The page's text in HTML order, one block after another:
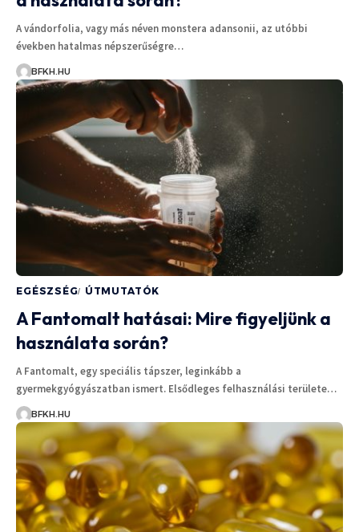
A vándorfolia, vagy más néven monstera adansonii, az utóbbi
években hatalmas népszerűségre…
BFKH.HU
EGÉSZSÉG ÚTMUTATÓK
A Fantomalt hatásai: Mire figyeljünk a
használata során?
A Fantomalt, egy speciális tápszer, leginkább a
gyermekgyógyászatban ismert. Elsődleges felhasználási területe…
BFKH.HU